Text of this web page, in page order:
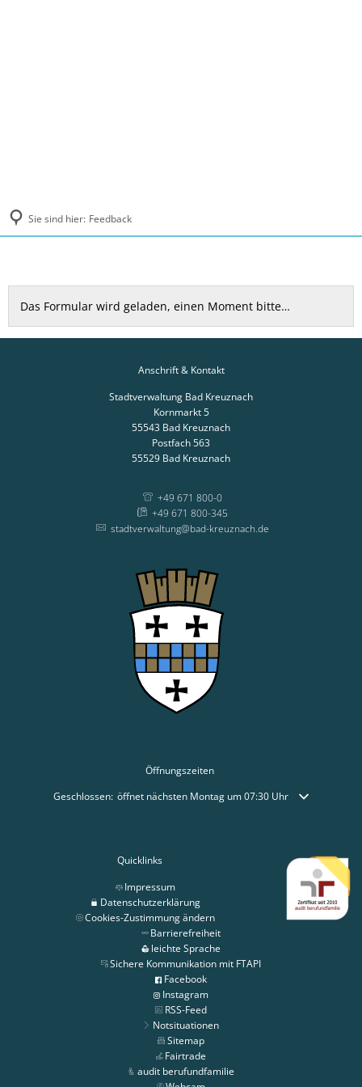
Sie sind hier: Feedback
Feedback
Das Formular wird geladen, einen Moment bitte…
Anschrift & Kontakt
Stadtverwaltung Bad Kreuznach
Kornmarkt 5
55543 Bad Kreuznach
Postfach 563
55529 Bad Kreuznach
+49 671 800-0
+49 671 800-345
stadtverwaltung@bad-kreuznach.de
Öffnungszeiten
Klicken, um weitere Öffnungs- oder Schließzeiten auszublenden
Geschlossen: öffnet nächsten Montag um 07:30 Uhr
Quicklinks
Impressum
Datenschutzerklärung
Cookies-Zustimmung ändern
Barrierefreiheit
leichte Sprache
Sichere Kommunikation mit FTAPI
Facebook
Instagram
RSS-Feed
Notsituationen
Sitemap
Fairtrade
audit berufundfamilie